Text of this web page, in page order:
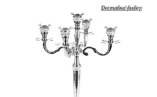
Доставка\вывоз: